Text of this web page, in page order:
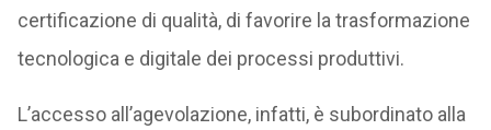
certificazione di qualità, di favorire la trasformazione
tecnologica e digitale dei processi produttivi.
L’accesso all’agevolazione, infatti, è subordinato alla